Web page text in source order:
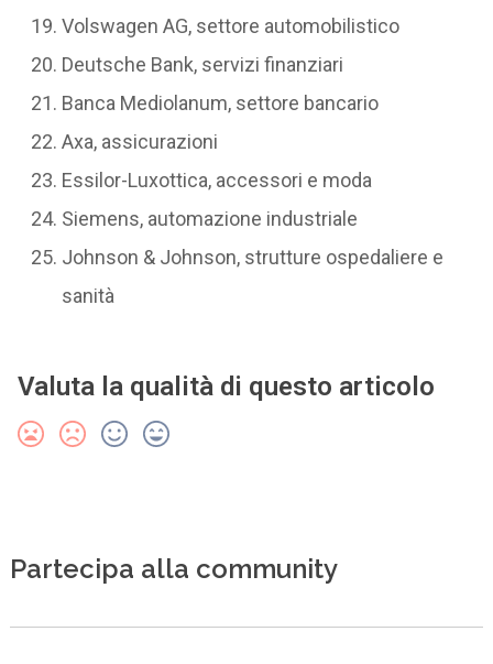
Volswagen AG, settore automobilistico
Deutsche Bank, servizi finanziari
Banca Mediolanum, settore bancario
Axa, assicurazioni
Essilor-Luxottica, accessori e moda
Siemens, automazione industriale
Johnson & Johnson, strutture ospedaliere e
sanità
Valuta la qualità di questo articolo
Partecipa alla community